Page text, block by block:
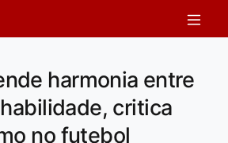
harmonia entre
critica
no futebol